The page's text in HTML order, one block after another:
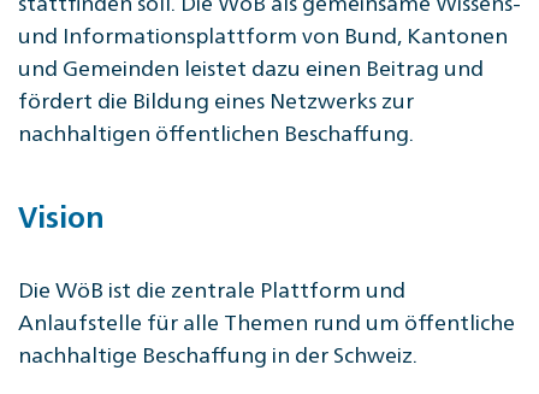
und Informationsplattform von Bund, Kantonen
und Gemeinden leistet dazu einen Beitrag und
fördert die Bildung eines Netzwerks zur
nachhaltigen öffentlichen Beschaffung.
Vision
Die WöB ist die zentrale Plattform und
Anlaufstelle für alle Themen rund um öffentliche
nachhaltige Beschaffung in der Schweiz.